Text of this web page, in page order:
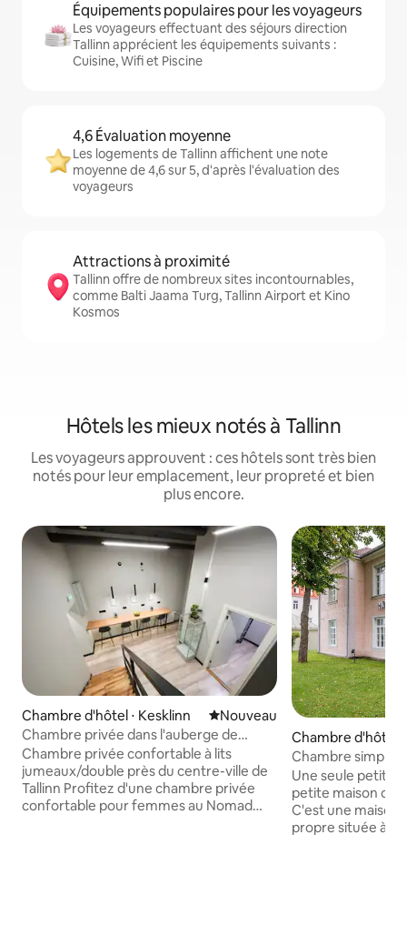
Équipements populaires pour les voyageurs
Les voyageurs effectuant des séjours direction
Tallinn apprécient les équipements suivants :
Cuisine, Wifi et Piscine
4,6 Évaluation moyenne
Les logements de Tallinn affichent une note
moyenne de 4,6 sur 5, d'après l'évaluation des
voyageurs
Attractions à proximité
Tallinn offre de nombreux sites incontournables,
comme Balti Jaama Turg, Tallinn Airport et Kino
Kosmos
Hôtels les mieux notés à Tallinn
Les voyageurs approuvent : ces hôtels sont très bien
notés pour leur emplacement, leur propreté et bien
plus encore.
Chambre d'hôtel ⋅ Kesklinn Nouvel hébergement
Nouveau
Chambre privée dans l'auberge de
jeunesse Nomad Boutique - Réservée
aux femmes
Chambre privée confortable à lits
jumeaux/double près du centre-ville de
Tallinn Profitez d'une chambre privée
confortable pour femmes au Nomad
Chambre d'hôtel
Chambre simple
d'hôtes
Une seule petite
petite maison
C'est une maison
propre située à